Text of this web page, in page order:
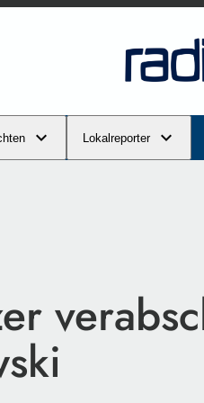
Lokalreporter